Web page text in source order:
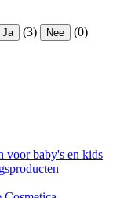
Ja (3) Nee (0)
voor baby's en kids